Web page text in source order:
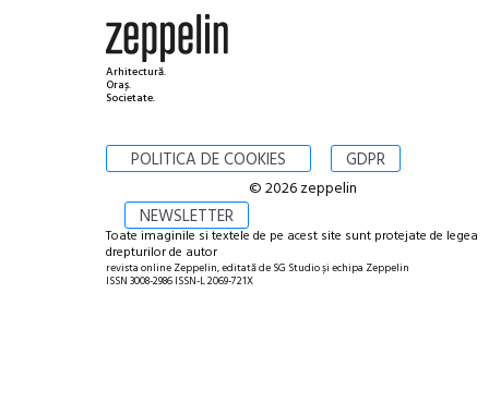
Arhitectură.
Oraș.
Societate.
POLITICA DE COOKIES GDPR
NEWSLETTER
© 2026 zeppelin
Toate imaginile si textele de pe acest site sunt protejate de legea
drepturilor de autor
revista online Zeppelin, editată de SG Studio și echipa Zeppelin
ISSN 3008-2986 ISSN-L 2069-721X